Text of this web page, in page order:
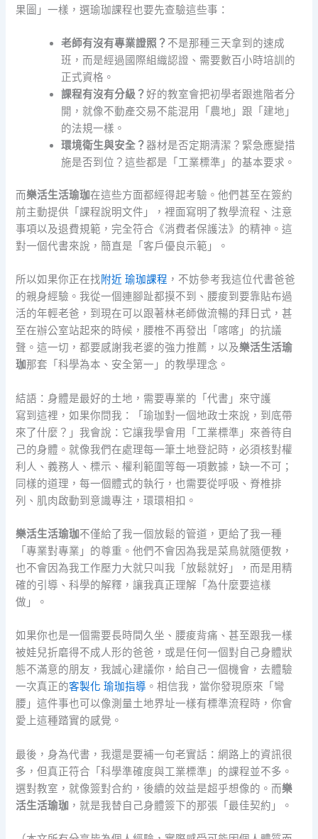
果圖」一樣，選瑜珈課程也要先查驗這些事：
老師有沒有專業證照？ 不是那種三天拿到的速成
班，而是經過國際組織認證、需要數百小時培訓的
正式資格。
課程有沒有分級？好的教室會把初學者跟進階者分
開，就像不動產交易不能混用「農地」跟「建地」
的法規一樣。
環境衛生與安全？器材是否定期清潔？緊急應變措
施是否到位？這些都是「工業標準」的基本要求。
而樂活生活瑜珈在這些方面都經得起考驗。他們甚至在簽約
前主動提供「課程說明文件」，裡面寫明了教學流程、注意
事項以及退費規範，完全符合《消費者保護法》的精神。這
對一個代書來說，簡直是「客戶優良示範」。
所以如果你正在找附近 瑜珈課程 ，不妨參考我這位代書爸爸
的親身經驗。我從一個連腳趾都摸不到、腰痠到要靠貼布過
活的年輕老爸，到現在可以跟著林老師做流暢的拜日式，甚
至在辦公室站起來的時候，腰椎不再發出「喀喀」的抗議
聲。這一切，都要感謝我老婆的強力推薦，以及樂活生活瑜
珈那套「科學為本、安全第一」的教學理念。
結語：身體是最好的土地，需要專業的「代書」來守護
寫到這裡，如果你問我：「瑜珈對一個地政士來說，到底帶
來了什麼？」我會說：它讓我學會用「工業標準」來善待自
己的身體。就像我們在處理每一筆土地登記時，必須核對權
利人、義務人、標示、權利範圍等每一項數據，缺一不可；
同樣的道理，每一個體式的執行，也需要從呼吸、脊椎排
列、肌肉啟動到意識專注，環環相扣。
樂活生活瑜珈不僅給了我一個放鬆的管道，更給了我一種
「專業對專業」的尊重。他們不會因為我是菜鳥就隨便教，
也不會因為我工作壓力大就只叫我「放鬆就好」，而是用精
確的引導、科學的解釋，讓我真正理解「為什麼要這樣
做」。
如果你也是一個需要長時間久坐、腰痠背痛、甚至跟我一樣
被娃兒折磨得不成人形的爸爸，或是任何一個對自己身體狀
態不滿意的朋友，我誠心建議你，給自己一個機會，去體驗
一次真正的客製化 瑜珈指導 。相信我，當你發現原來「彎
腰」這件事也可以像測量土地界址一樣有標準流程時，你會
愛上這種踏實的感覺。
最後，身為代書，我還是要補一句老實話：網路上的資訊很
多，但真正符合「科學準確度與工業標準」的課程並不多。
選對教室，就像簽對合約，後續的效益是超乎想像的。而樂
活生活瑜珈 ，就是我替自己身體簽下的那張「最佳契約」。